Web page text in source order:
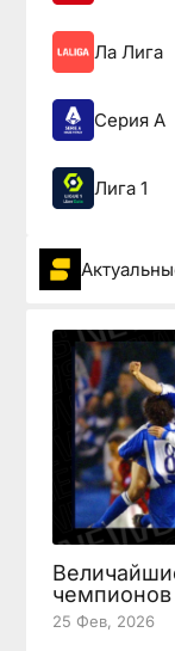
Ла Лига
Серия А
Лига 1
чемпионов
25 Фев, 2026